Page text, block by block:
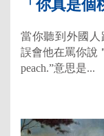
「你真是個
當你聽到外國人
誤會他在罵你說
peach.”意思是...